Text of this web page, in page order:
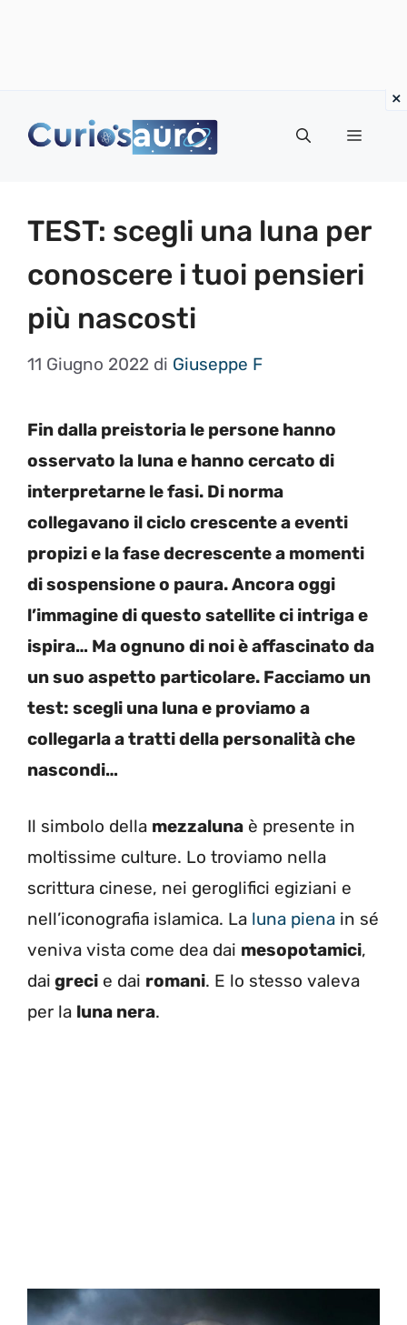
Menu
TEST: scegli una luna per
conoscere i tuoi pensieri
più nascosti
11 Giugno 2022 di Giuseppe F
Fin dalla preistoria le persone hanno
osservato la luna e hanno cercato di
interpretarne le fasi. Di norma
collegavano il ciclo crescente a eventi
propizi e la fase decrescente a momenti
di sospensione o paura. Ancora oggi
l’immagine di questo satellite ci intriga e
ispira… Ma ognuno di noi è affascinato da
un suo aspetto particolare. Facciamo un
test: scegli una luna e proviamo a
collegarla a tratti della personalità che
nascondi…
Il simbolo della mezzaluna è presente in
moltissime culture. Lo troviamo nella
scrittura cinese, nei geroglifici egiziani e
nell’iconografia islamica. La luna piena in sé
veniva vista come dea dai mesopotamici,
dai greci e dai romani. E lo stesso valeva
per la luna nera.